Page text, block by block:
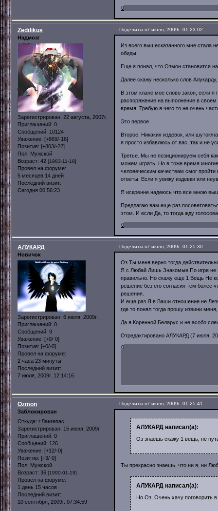
0
Поделиться7 июля, 2009г. 01:23:02
Zeddikus
Надмозг
Зарегистрирован: 22 августа, 2007г.
Приглашений: 0
Сообщений: 10124
Уважение: [+869/-16]
Позитив: [+803/-22]
Пол: Мужской
Возраст: 42 [1983-11-18]
Провел на форуме:
5 месяцев 14 дней
Последний визит:
Сегодня 00:56:23
Из всего вышесказанного мне стала
обиды.
Еще я понял, что Озмон становится
Далее скажу несколько слов
В этом клане мое слово закон, если я
распоряжение на выполнение в
время. Требую я чего то не очень
Это первое
Второе. Никаких издевок, или
я просто избавлюсь от вас, так и не
Третье. Мы не позиционируем себя
можем играть. Но в тоже время
человеческим качествам смог
ответы. Если я увижу издевки или
Я искренне надеюсь что все мною
Предлагаю вам еще раз
этом. И если Да, то тогда жду
0
Поделиться7 июля, 2009г. 01:25:30
АЛУКАРД
Новичок
Зарегистрирован: 6 июля, 2009г.
Приглашений: 0
Сообщений: 9
Уважение: [+0/-0]
Позитив: [+0/-0]
Провел на форуме:
2 часа 23 минуты
Последний визит:
7 июля, 2009г. 12:14:16
Оз Ты меня верно тогда
Я с Любай Лишь Знакомые По игре не
правильно. Но скажу еще 1 Вещь Не
решение без его согласия тем более
решения.
И еще раз Я в Ваши отношение не
где то понял тогда прошу извини
Да я Коренной Беларус и не асобо
Отредактировано АЛУКАРД (7 июля,
0
Поделиться7 июля, 2009г. 01:25:41
Ozmon
Заблокирован
Откуда: г.Лангепас
Зарегистрирован: 15 июня, 2009г.
Приглашений: 0
Сообщений: 126
Уважение: [+12/-0]
Позитив: [+3/-0]
Пол: Мужской
Возраст: 36 [1990-01-19]
Провел на форуме:
1 день 15 часов
Последний визит:
10 сентября, 2009г. 07:34:59
АЛУКАРД написал(а):
Оз знаешь скажу 1 вещь, не
Ты прекрасно знаешь, что ни я, ни
АЛУКАРД написал(а):
Но Оз, Очень хачу поговорить